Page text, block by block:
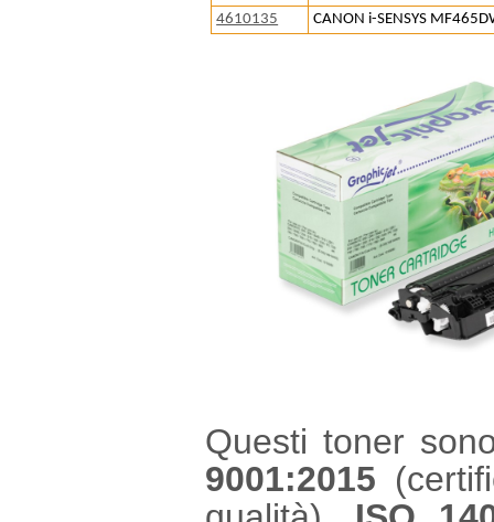
4610135 CANON i-SENSYS
Questi toner
9001:2015